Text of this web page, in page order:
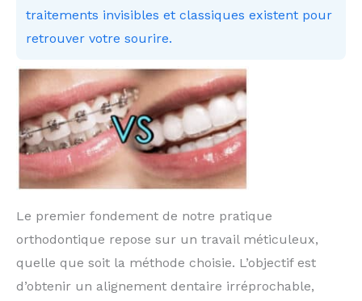
traitements invisibles et classiques existent pour
retrouver votre sourire.
Le premier fondement de notre pratique
orthodontique repose sur un travail méticuleux,
quelle que soit la méthode choisie. L’objectif est
d’obtenir un alignement dentaire irréprochable,